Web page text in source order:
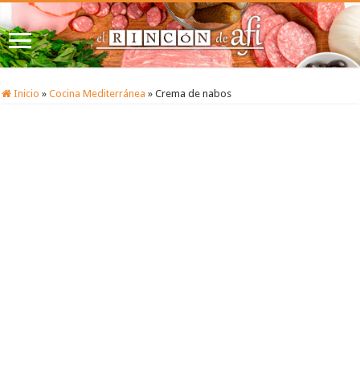
Inicio » Cocina Mediterránea » Crema de nabos